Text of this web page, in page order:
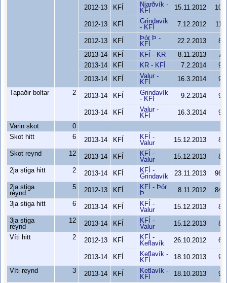
2012-13 KFÍ
Njarðvík -
KFÍ
15.11.2012
2012-13 KFÍ
Grindavík
- KFÍ
7.12.2012
2012-13 KFÍ
Þór Þ -
KFÍ
22.2.2013
2013-14
KFÍ KFÍ - KR 8.11.2013
2013-14
KFÍ KR - KFÍ 7.2.2014
2013-14
KFÍ
Valur -
KFÍ
16.3.2014
Tapaðir boltar
2 2013-14 KFÍ
Grindavík
- KFÍ
9.2.2014
2013-14 KFÍ
Valur -
KFÍ
16.3.2014
Varin skot
0
Skot hitt
6 2013-14 KFÍ
KFÍ -
Valur
15.12.2013
Skot reynd
12 2013-14 KFÍ
KFÍ -
Valur
15.12.2013
2ja stiga hitt
2 2013-14 KFÍ
KFÍ -
Grindavík
23.11.2013
96-
2ja stiga
reynd
5 2012-13 KFÍ
KFÍ - Þór
Þ
8.11.2012
84-
3ja stiga hitt
6 2013-14 KFÍ
KFÍ -
Valur
15.12.2013
3ja stiga
reynd
12 2013-14 KFÍ
KFÍ -
Valur
15.12.2013
Víti hitt
2 2012-13 KFÍ
KFÍ -
Keflavík
26.10.2012
2013-14 KFÍ
Keflavík -
KFÍ
18.10.2013
Víti reynd
3 2013-14 KFÍ
Keflavík -
KFÍ
18.10.2013